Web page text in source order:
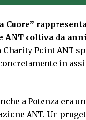
Cuore”
ANT coltiva da
Point ANT
in
a Potenza era
ANT. Un